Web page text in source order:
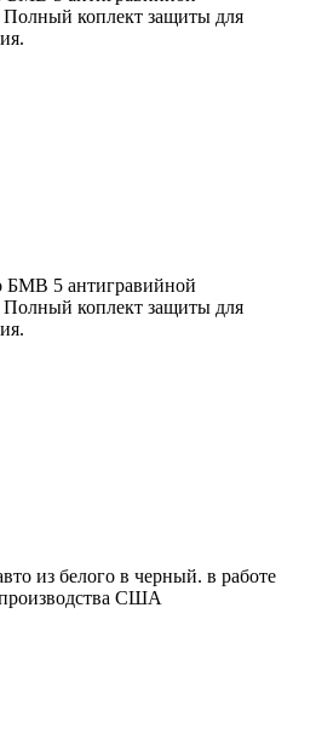
коплект защиты для
БМВ 5 антигравийной
коплект защиты для
из белого в черный. в работе
США